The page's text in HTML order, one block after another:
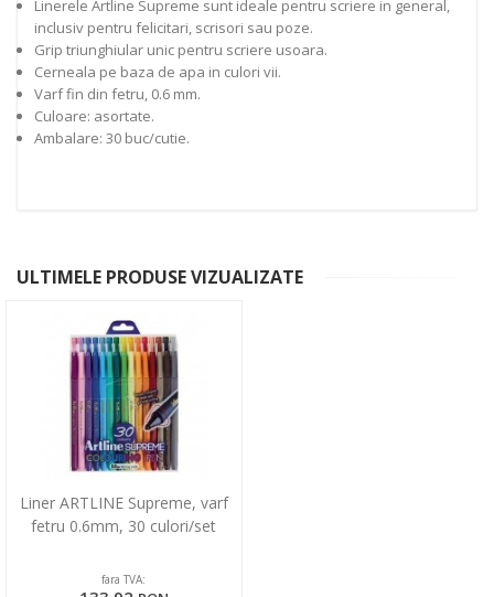
Linerele Artline Supreme sunt ideale pentru scriere in general,
inclusiv pentru felicitari, scrisori sau poze.
Grip triunghiular unic pentru scriere usoara.
Cerneala pe baza de apa in culori vii.
Varf fin din fetru, 0.6 mm.
Culoare: asortate.
Ambalare: 30 buc/cutie.
ULTIMELE PRODUSE VIZUALIZATE
Liner ARTLINE Supreme, varf
fetru 0.6mm, 30 culori/set
fara TVA: